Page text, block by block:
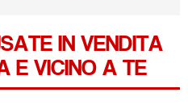
IN VENDITA
E VICINO A TE